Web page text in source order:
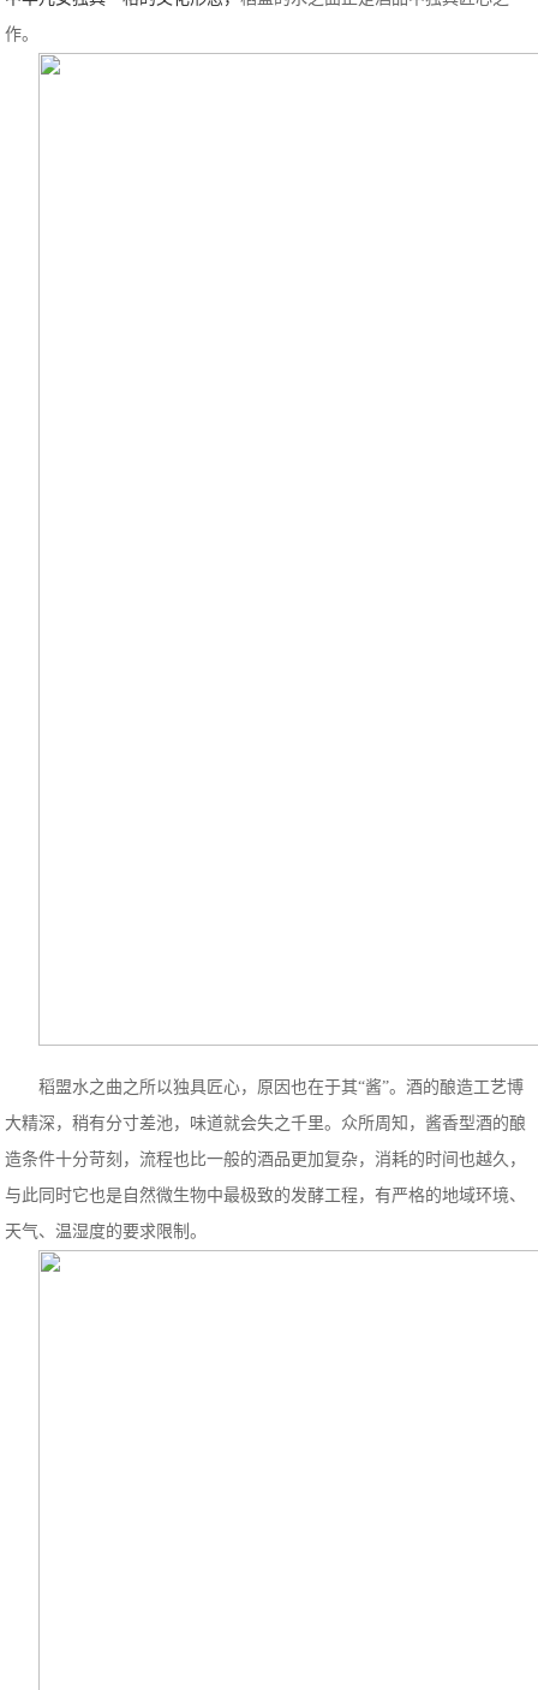
作。
稻盟水之曲之所以独具匠心，原因也在于其“酱”。酒的酿造工艺博
大精深，稍有分寸差池，味道就会失之千里。众所周知，酱香型酒的酿
造条件十分苛刻，流程也比一般的酒品更加复杂，消耗的时间也越久，
与此同时它也是自然微生物中最极致的发酵工程，有严格的地域环境、
天气、温湿度的要求限制。